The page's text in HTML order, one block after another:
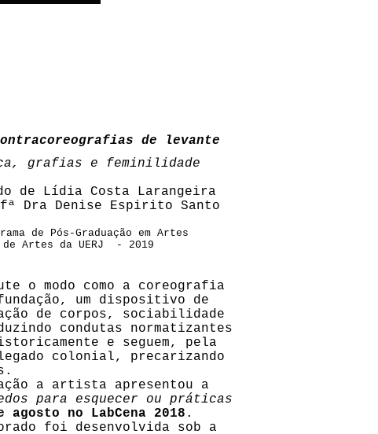
de levante
grafias e feminilidade
de Lídia Costa Larangeira
Dra Denise Espirito Santo
de Pós-Graduação em Artes
Artes da UERJ - 2019
o modo como a coreografia
um dispositivo de
de corpos, sociabilidade
condutas normatizantes
e seguem, pela
colonial, precarizando
a artista apresentou a
para esquecer ou práticas
agosto no LabCena 2018 .
foi desenvolvida sob a